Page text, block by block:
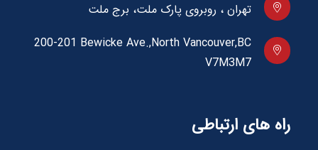
تهران ، روبروی پارک ملت، برج ملت
200-201 Bewicke Ave.,North Vancouver,BC
V7M3M7
راه های ارتباطی